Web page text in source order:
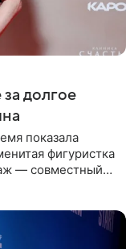
долгое
показала
фигуристка
— совместный